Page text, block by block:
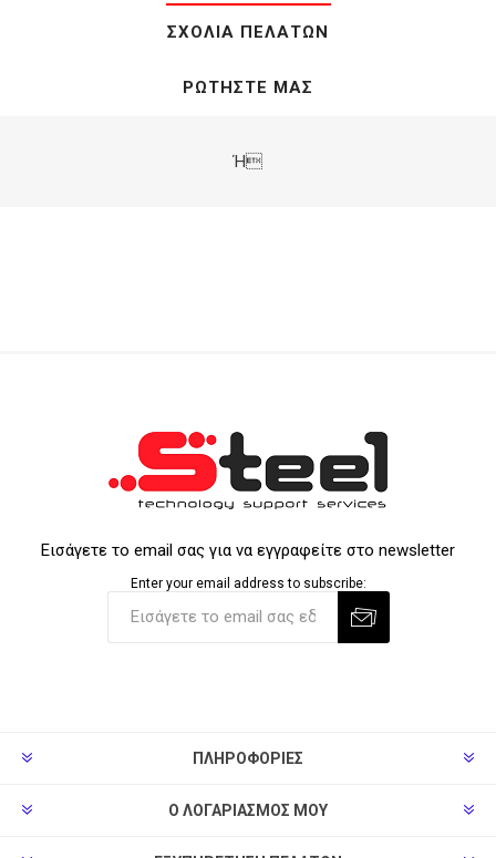
ΣΧΌΛΙΑ ΠΕΛΑΤΏΝ
ΡΩΤΉΣΤΕ ΜΑΣ
Ή
Εισάγετε το email σας για να εγγραφείτε στο newsletter
Enter your email address to subscribe:
ΠΛΗΡΟΦΟΡΊΕΣ
Ο ΛΟΓΑΡΙΑΣΜΌΣ ΜΟΥ